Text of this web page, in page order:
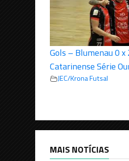
Gols – Blumenau 0 x
Catarinense Série
JEC/Krona Futsal
MAIS NOTÍCIAS